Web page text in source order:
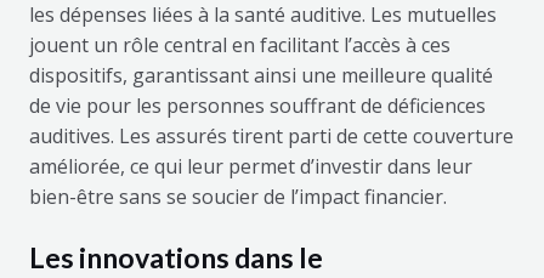
les dépenses liées à la santé auditive. Les mutuelles
jouent un rôle central en facilitant l’accès à ces
dispositifs, garantissant ainsi une meilleure qualité
de vie pour les personnes souffrant de déficiences
auditives. Les assurés tirent parti de cette couverture
améliorée, ce qui leur permet d’investir dans leur
bien-être sans se soucier de l’impact financier.
Les innovations dans le